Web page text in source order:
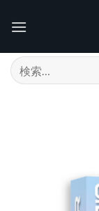
検
索